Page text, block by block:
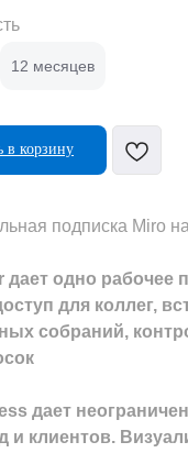
12 месяцев
в корзину
подписка Miro
дает одно рабочее
для коллег,
собраний,
дает
и клиентов.